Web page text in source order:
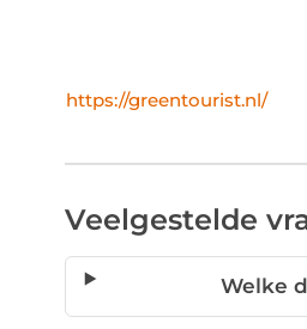
https://greentourist.nl/
Veelgestelde
Welke